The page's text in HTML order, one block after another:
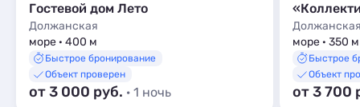
Гостевой дом Лето
Должанская
море · 400 м
Быстрое бронирование
Объект проверен
от 3 000 руб. · 1 ночь
море · 350 м
Быстрое
Объект
от 3 700